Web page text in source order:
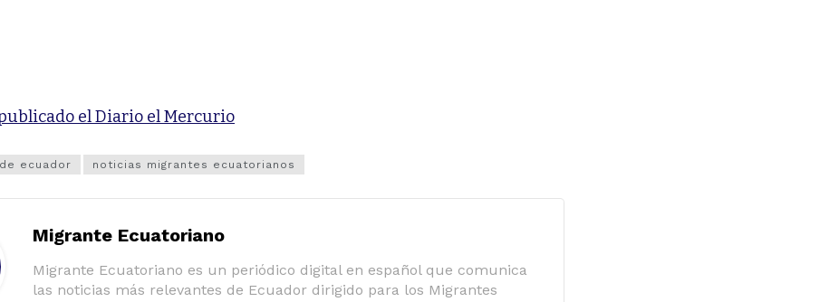
el Diario el Mercurio
ecuador noticias migrantes ecuatorianos
Migrante Ecuatoriano
Migrante Ecuatoriano es un periódico digital en español que comunica
las noticias más relevantes de Ecuador dirigido para los Migrantes